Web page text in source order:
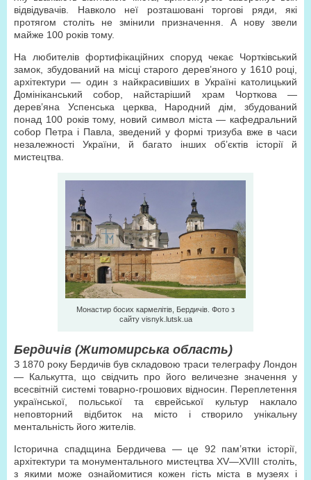
відвідувачів. Навколо неї розташовані торгові ряди, які
протягом століть не змінили призначення. А нову звели
майже 100 років тому.
На любителів фортифікаційних споруд чекає Чортківський
замок, збудований на місці старого дерев’яного у 1610 році,
архітектури — один з найкрасивіших в Україні католицький
Домініканський собор, найстаріший храм Чорткова —
дерев’яна Успенська церква, Народний дім, збудований
понад 100 років тому, новий символ міста — кафедральний
собор Петра і Павла, зведений у формі тризуба вже в часи
незалежності України, й багато інших об’єктів історії й
мистецтва.
Монастир босих кармелітів, Бердичів. Фото з
сайту visnyk.lutsk.ua
Бердичів (Житомирська область)
З 1870 року Бердичів був складовою траси телеграфу Лондон
— Калькутта, що свідчить про його величезне значення у
всесвітній системі товарно-грошових відносин. Переплетення
української, польської та єврейської культур наклало
неповторний відбиток на місто і створило унікальну
ментальність його жителів.
Історична спадщина Бердичева — це 92 пам’ятки історії,
архітектури та монументального мистецтва XV—XVIII століть,
з якими може ознайомитися кожен гість міста в музеях і